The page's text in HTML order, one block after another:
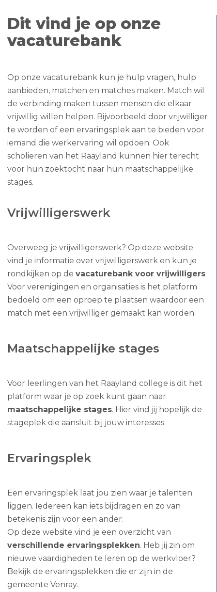
Dit vind je op onze
vacaturebank
Op onze vacaturebank kun je hulp vragen, hulp
aanbieden, matchen en matches maken. Match wil
de verbinding maken tussen mensen die elkaar
vrijwillig willen helpen. Bijvoorbeeld door vrijwilliger
te worden of een ervaringsplek aan te bieden voor
iemand die werkervaring wil opdoen. Ook
scholieren van het Raayland kunnen hier terecht
voor hun zoektocht naar hun maatschappelijke
stages.
Vrijwilligerswerk
Overweeg je vrijwilligerswerk? Op deze website
vind je informatie over vrijwilligerswerk en kun je
rondkijken op de vacaturebank voor vrijwilligers.
Voor verenigingen en organisaties is het platform
bedoeld om een oproep te plaatsen waardoor een
match met een vrijwilliger gemaakt kan worden.
Maatschappelijke stages
Voor leerlingen van het Raayland college is dit het
platform waar je op zoek kunt gaan naar
maatschappelijke stages. Hier vind jij hopelijk de
stageplek die aansluit bij jouw interesses.
Ervaringsplek
Een ervaringsplek laat jou zien waar je talenten
liggen. Iedereen kan iets bijdragen en zo van
betekenis zijn voor een ander.
Op deze website vind je een overzicht van
verschillende ervaringsplekken. Heb jij zin om
nieuwe vaardigheden te leren op de werkvloer?
Bekijk de ervaringsplekken die er zijn in de
gemeente Venray.